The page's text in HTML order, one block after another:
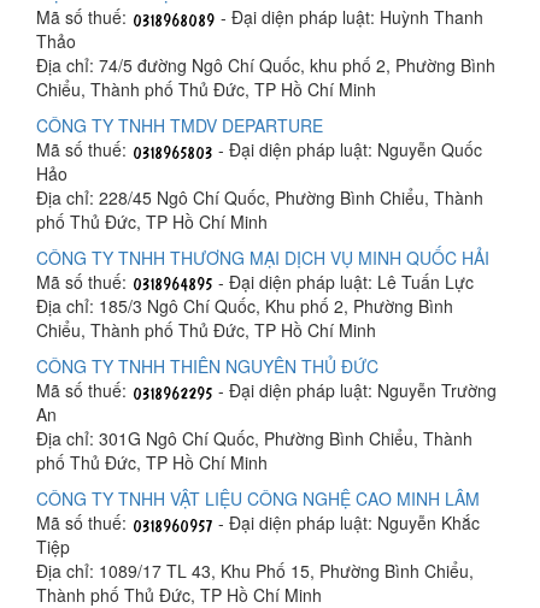
Mã số thuế:
- Đại diện pháp luật: Huỳnh Thanh
Thảo
Địa chỉ: 74/5 đường Ngô Chí Quốc, khu phố 2, Phường Bình
Chiểu, Thành phố Thủ Đức, TP Hồ Chí Minh
CÔNG TY TNHH TMDV DEPARTURE
Mã số thuế:
- Đại diện pháp luật: Nguyễn Quốc
Hảo
Địa chỉ: 228/45 Ngô Chí Quốc, Phường Bình Chiểu, Thành
phố Thủ Đức, TP Hồ Chí Minh
CÔNG TY TNHH THƯƠNG MẠI DỊCH VỤ MINH QUỐC HẢI
Mã số thuế:
- Đại diện pháp luật: Lê Tuấn Lực
Địa chỉ: 185/3 Ngô Chí Quốc, Khu phố 2, Phường Bình
Chiểu, Thành phố Thủ Đức, TP Hồ Chí Minh
CÔNG TY TNHH THIÊN NGUYÊN THỦ ĐỨC
Mã số thuế:
- Đại diện pháp luật: Nguyễn Trường
An
Địa chỉ: 301G Ngô Chí Quốc, Phường Bình Chiểu, Thành
phố Thủ Đức, TP Hồ Chí Minh
CÔNG TY TNHH VẬT LIỆU CÔNG NGHỆ CAO MINH LÂM
Mã số thuế:
- Đại diện pháp luật: Nguyễn Khắc
Tiệp
Địa chỉ: 1089/17 TL 43, Khu Phố 15, Phường Bình Chiểu,
Thành phố Thủ Đức, TP Hồ Chí Minh